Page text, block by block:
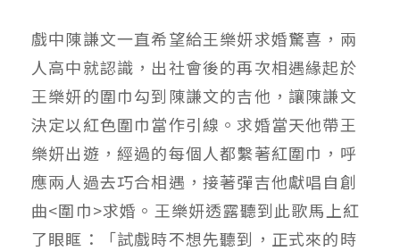
戲中陳謙文一直希望給王樂妍求婚驚喜，兩
人高中就認識，出社會後的再次相遇緣起於
王樂妍的圍巾勾到陳謙文的吉他，讓陳謙文
決定以紅色圍巾當作引線。求婚當天他帶王
樂妍出遊，經過的每個人都繫著紅圍巾，呼
應兩人過去巧合相遇，接著彈吉他獻唱自創
曲<圍巾>求婚。王樂妍透露聽到此歌馬上紅
了眼眶：「試戲時不想先聽到，正式來的時